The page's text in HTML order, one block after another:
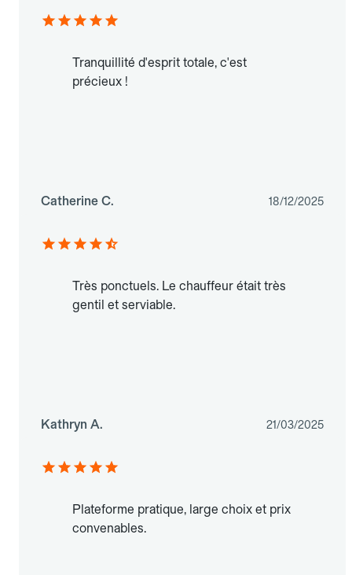
Tranquillité d'esprit totale, c'est
précieux !
Catherine C. 18/12/2025
Très ponctuels. Le chauffeur était très
gentil et serviable.
Kathryn A. 21/03/2025
Plateforme pratique, large choix et prix
convenables.